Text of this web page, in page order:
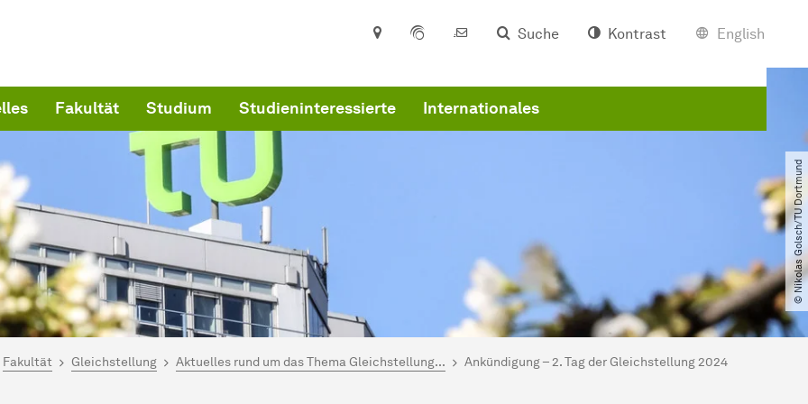
Suche Kontrast English
Fakultät Studium Studieninteressierte Internationales
© Nikolas Golsch​/​TU Dortmund
hier:
Fakultät Gleichstellung Aktuelles rund um das Thema Gleichstellung... Ankündigung – 2. Tag der Gleichstellung 2024